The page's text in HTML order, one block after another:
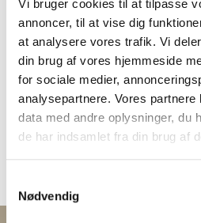
Vi bruger cookies til at tilpasse
annoncer, til at vise dig
at analysere vores trafik. Vi
din brug af vores hjemmeside
for sociale medier,
analysepartnere. Vores
data med andre oplysninger, du
de har indsamlet fra din brug af
Nødvendig
DEN STORE FINALE
FINALE:
SKAL VI BO I
FREMTIDEN?